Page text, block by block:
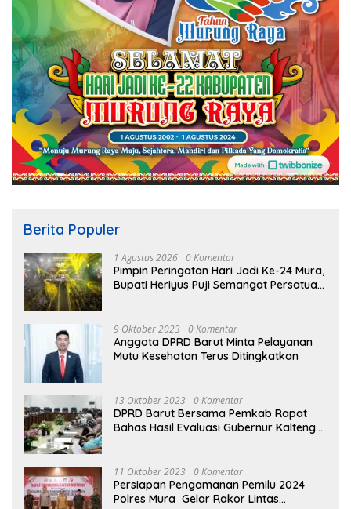
Berita Populer
1 Agustus 2026 0 Komentar
Pimpin Peringatan Hari Jadi Ke-24 Mura,
Bupati Heriyus Puji Semangat Persatuan
9 Oktober 2023 0 Komentar
Anggota DPRD Barut Minta Pelayanan
Mutu Kesehatan Terus Ditingkatkan
13 Oktober 2023 0 Komentar
DPRD Barut Bersama Pemkab Rapat
Bahas Hasil Evaluasi Gubernur Kalteng
11 Oktober 2023 0 Komentar
Persiapan Pengamanan Pemilu 2024
Polres Mura Gelar Rakor Lintas